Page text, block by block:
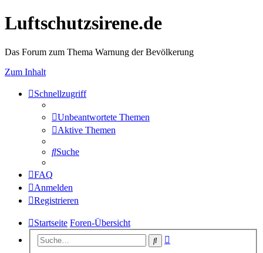
Luftschutzsirene.de
Das Forum zum Thema Warnung der Bevölkerung
Zum Inhalt
Schnellzugriff
Unbeantwortete Themen
Aktive Themen
Suche
FAQ
Anmelden
Registrieren
Startseite Foren-Übersicht
Suche